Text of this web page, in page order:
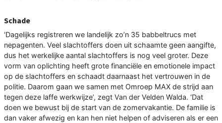
Schade
‘Dagelijks registreren we landelijk zo’n 35 babbeltrucs met
nepagenten. Veel slachtoffers doen uit schaamte geen aangifte,
dus het werkelijke aantal slachtoffers is nog veel groter. Deze
vorm van oplichting heeft grote financiële en emotionele impact
op de slachtoffers en schaadt daarnaast het vertrouwen in de
politie. Daarom gaan we samen met Omroep MAX de strijd aan
tegen deze laffe werkwijze’, zegt Van der Velden Walda. ‘Dat
doen we bewust bij de start van de zomervakantie. De familie is
dan vaker afwezig en kan hen niet helpen of adviseren als er een